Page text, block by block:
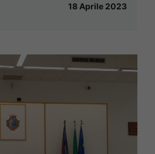
18 Aprile 2023